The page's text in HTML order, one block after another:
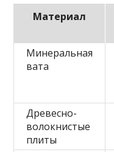
Материал
Минеральная
вата
Древесно-
волокнистые
плиты